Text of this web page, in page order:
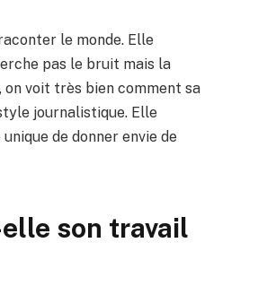
le monde. Elle
pas le bruit mais la
on voit très bien comment sa
journalistique. Elle
de donner envie de
son travail